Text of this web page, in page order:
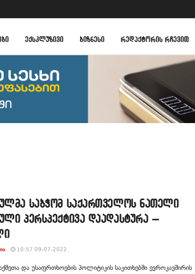
ᲔᲥᲡᲙᲚᲣᲖᲘᲕᲘ ᲑᲘᲖᲜᲔᲡᲘ ᲠᲔᲓᲐᲥᲢᲝᲠᲘᲡ ᲠᲩᲔᲕᲘᲗ
საბჭომ საქართველოს ნათელი
პერსპექტივა დაადასტურა –
10:57 09-07-2022
და უსაფრთხოების პოლიტიკის საკითხებში ევროკავშირის